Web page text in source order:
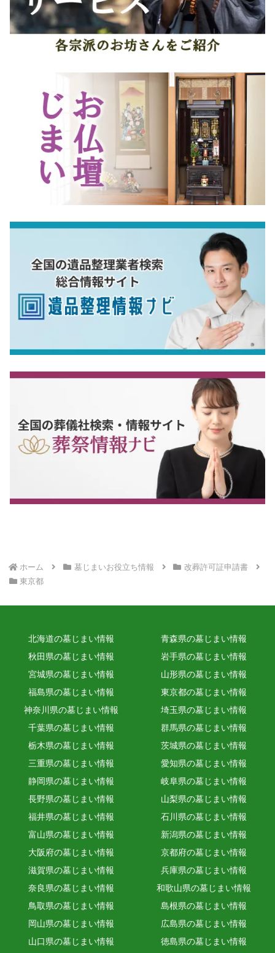
ホーム 墓じまいお役立ち情報
改葬許可証申請書
東京都
北海道の墓じまい情報
青森県の墓じまい情報
秋田県の墓じまい情報
岩手県の墓じまい情報
宮城県の墓じまい情報
山形県の墓じまい情報
福島県の墓じまい情報
東京都の墓じまい情報
神奈川県の墓じまい情報
埼玉県の墓じまい情報
千葉県の墓じまい情報
群馬県の墓じまい情報
栃木県の墓じまい情報
茨城県の墓じまい情報
三重県の墓じまい情報
愛知県の墓じまい情報
静岡県の墓じまい情報
岐阜県の墓じまい情報
長野県の墓じまい情報
山梨県の墓じまい情報
福井県の墓じまい情報
石川県の墓じまい情報
富山県の墓じまい情報
新潟県の墓じまい情報
大阪府の墓じまい情報
京都府の墓じまい情報
滋賀県の墓じまい情報
兵庫県の墓じまい情報
奈良県の墓じまい情報
和歌山県の墓じまい情報
鳥取県の墓じまい情報
島根県の墓じまい情報
岡山県の墓じまい情報
広島県の墓じまい情報
山口県の墓じまい情報
徳島県の墓じまい情報